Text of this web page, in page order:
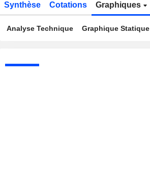
Synthèse Cotations Graphiques
Analyse Technique Graphique Statique